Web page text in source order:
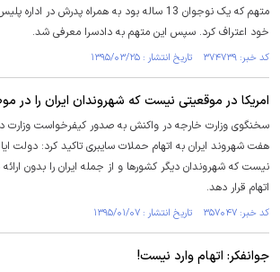
متهم که یک نوجوان 13 ساله بود به همراه پدرش
خود اعتراف کرد. سپس این متهم به دادسرا معرفی شد.
کد خبر: ۳۷۴۷۳۹ تاریخ انتشار : ۱۳۹۵/۰۳/۲۵
امریکا در موقعیتی نیست که شهروندان ایران را در
سخنگوی وزارت خارجه در واکنش به صدور کیفرخواست وزارت
هفت شهروند ایران به اتهام حملات سایبری تاکید کرد: دولت
نیست که شهروندان دیگر کشورها و از جمله ایران را بدون
اتهام قرار دهد.
کد خبر: ۳۵۷۰۴۷ تاریخ انتشار : ۱۳۹۵/۰۱/۰۷
جوانفکر: اتهام وارد نیست!